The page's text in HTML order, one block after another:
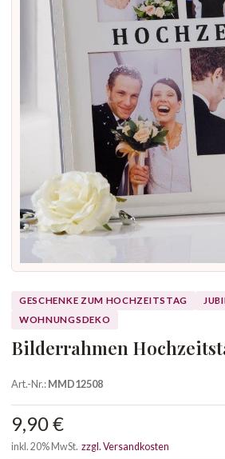
GESCHENKE ZUM HOCHZEITSTAG
WOHNUNGSDEKO
Bilderrahmen
Art.-Nr.:MMD12508
9,90 €
inkl. 20% MwSt. zzgl. Versandkosten